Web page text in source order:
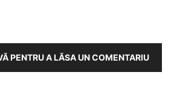
PENTRU A LĂSA UN COMENTARIU